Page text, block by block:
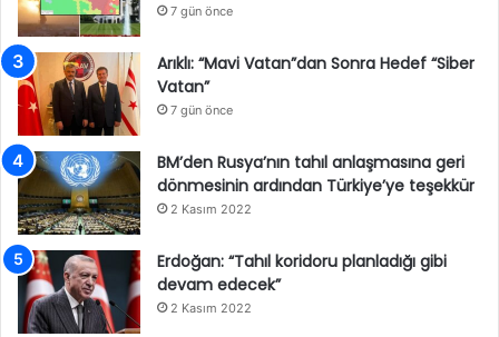
7 gün önce
Arıklı: “Mavi Vatan”dan Sonra Hedef “Siber
Vatan”
7 gün önce
BM’den Rusya’nın tahıl anlaşmasına geri
dönmesinin ardından Türkiye’ye teşekkür
2 Kasım 2022
Erdoğan: “Tahıl koridoru planladığı gibi
devam edecek”
2 Kasım 2022